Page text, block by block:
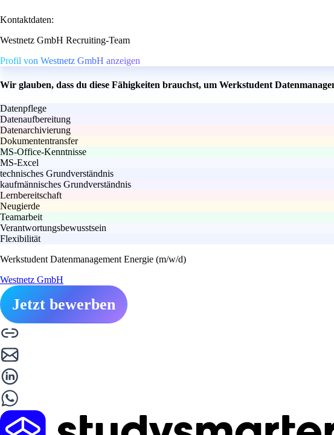
Kontaktdaten:
Westnetz GmbH Recruiting-Team
Profil von Westnetz GmbH anzeigen
Wir glauben, dass du diese Fähigkeiten brauchst, um Werkstudent
Datenpflege
Datenaufbereitung
Datenarchivierung
Dokumententransfer
MS-Office-Kenntnisse
MS-Excel
technisches Grundverständnis
kaufmännisches Grundverständnis
Lernbereitschaft
Neugierde
Teamarbeit
Verantwortungsbewusstsein
Flexibilität
Werkstudent Datenmanagement Energie (m/w/d)
Westnetz GmbH
Jetzt bewerben